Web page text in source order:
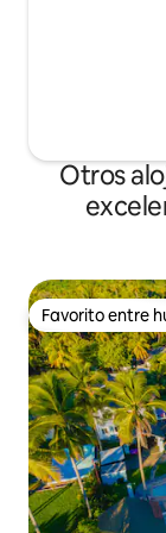
Otros
Favorito entre
Favorito entre